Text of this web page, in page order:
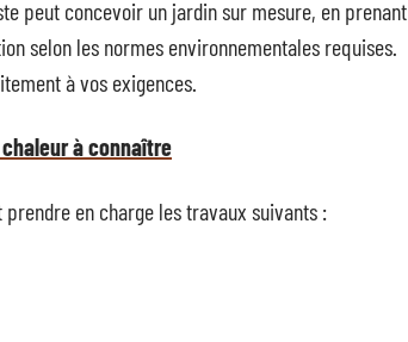
peut concevoir un jardin sur mesure, en prenant
selon les normes environnementales requises.
à vos exigences.
à connaître
en charge les travaux suivants :